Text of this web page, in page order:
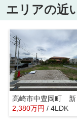
エリアの近
高崎
2,380万円 / 4LDK